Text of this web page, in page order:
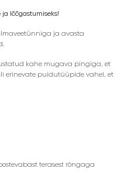
lõõgastumiseks!
ja avasta
kahe mugava pingiga, et
erinevate puidutüüpide vahel, et
terasest rõngaga